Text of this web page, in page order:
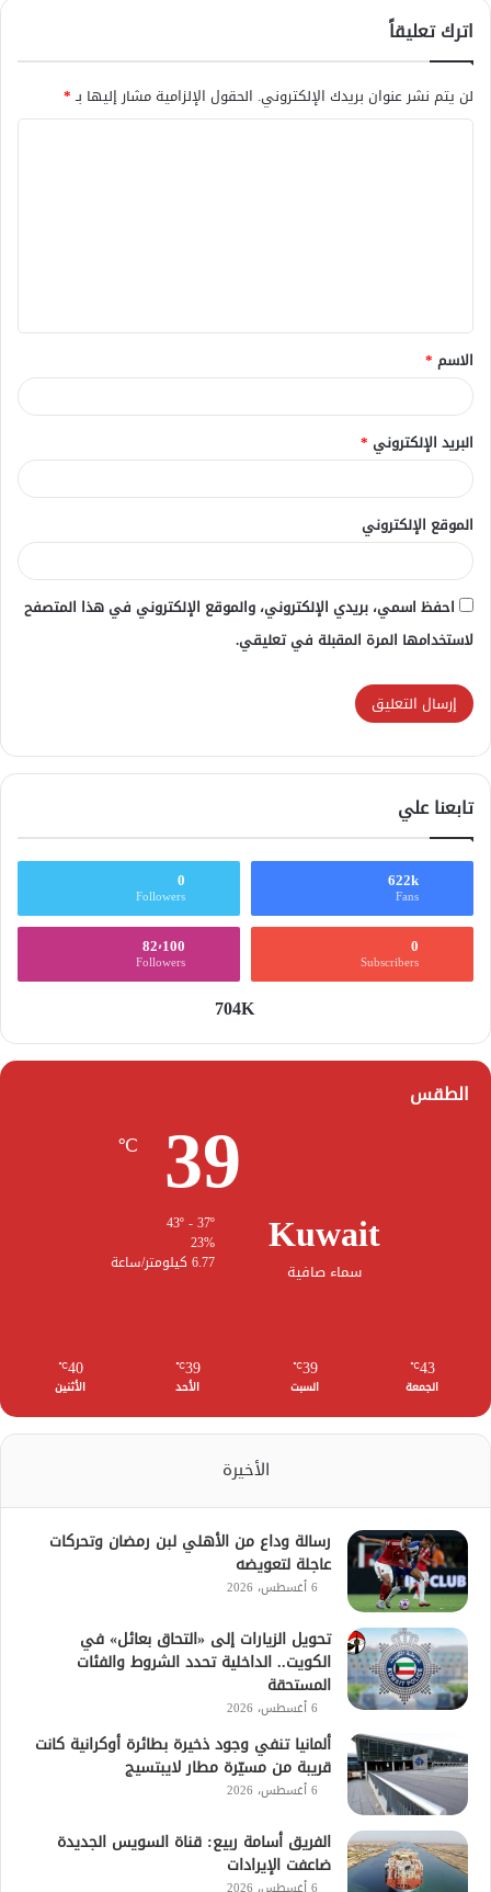
اترك تعليقاً
لن يتم نشر عنوان بريدك الإلكتروني. الحقول الإلزامية مشار إليها بـ*
ق
*
الاسم *
البريد الإلكتروني *
الموقع الإلكتروني
احفظ اسمي، بريدي الإلكتروني، والموقع الإلكتروني في هذا المتصفح
لاستخدامها المرة المقبلة في تعليقي.
تابعنا علي
622k
Fans
0
Followers
0
Subscribers
82٬100
Followers
704K
الطقس
Kuwait
سماء صافية
39
℃
23%
6.77 كيلومتر/ساعة
43
℃
الجمعة
39
℃
السبت
39
℃
الأحد
40
℃
الأثنين
الأخيرة
رسالة وداع من الأهلي لبن رمضان وتحركات
عاجلة لتعويضه
6 أغسطس، 2026
تحويل الزيارات إلى «التحاق بعائل» في
الكويت.. الداخلية تحدد الشروط والفئات
المستحقة
6 أغسطس، 2026
ألمانيا تنفي وجود ذخيرة بطائرة أوكرانية كانت
قريبة من مسيّرة مطار لايبتسيج
6 أغسطس، 2026
الفريق أسامة ربيع: قناة السويس الجديدة
ضاعفت الإيرادات